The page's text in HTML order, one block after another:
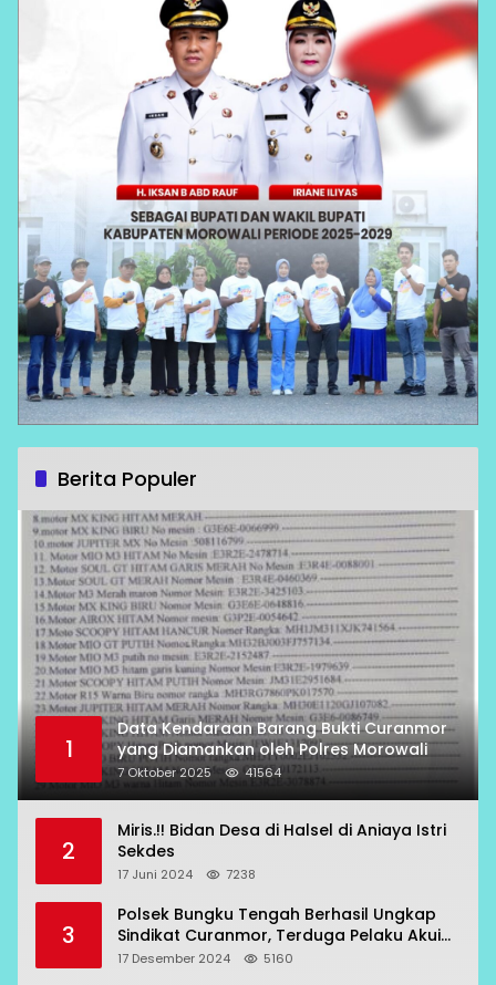
Berita Populer
1
Data Kendaraan Barang Bukti Curanmor
yang Diamankan oleh Polres Morowali
7 Oktober 2025 41564
2
Miris.!! Bidan Desa di Halsel di Aniaya Istri
Sekdes
17 Juni 2024 7238
3
Polsek Bungku Tengah Berhasil Ungkap
Sindikat Curanmor, Terduga Pelaku Akui
Beraksi di 7 Lokasi
17 Desember 2024 5160